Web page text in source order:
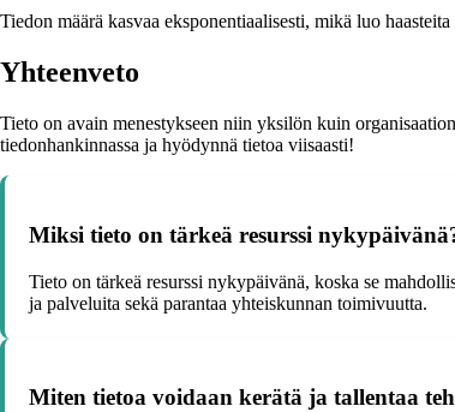
Tiedon määrä kasvaa eksponentiaalisesti, mikä luo
Yhteenveto
Tieto on avain menestykseen niin yksilön kuin
tiedonhankinnassa ja hyödynnä tietoa viisaasti!
Miksi tieto on tärkeä resurssi
Tieto on tärkeä resurssi nykypäivänä, koska se
ja palveluita sekä parantaa yhteiskunnan toimivuutta.
Miten tietoa voidaan kerätä ja tallentaa